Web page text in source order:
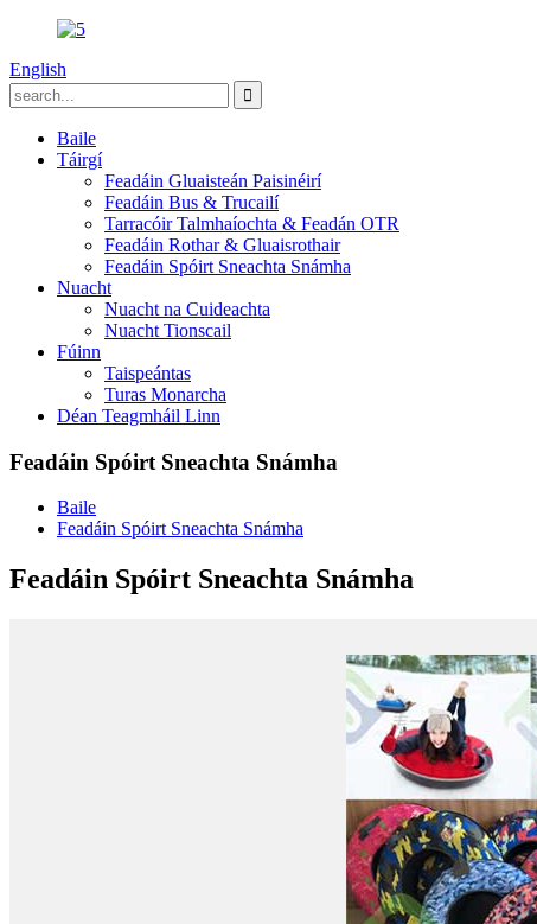
English
Baile
Táirgí
Feadáin Gluaisteán Paisinéirí
Feadáin Bus & Trucailí
Tarracóir Talmhaíochta & Feadán OTR
Feadáin Rothar & Gluaisrothair
Feadáin Spóirt Sneachta Snámha
Nuacht
Nuacht na Cuideachta
Nuacht Tionscail
Fúinn
Taispeántas
Turas Monarcha
Déan Teagmháil Linn
Feadáin Spóirt Sneachta Snámha
Baile
Feadáin Spóirt Sneachta Snámha
Feadáin Spóirt Sneachta Snámha